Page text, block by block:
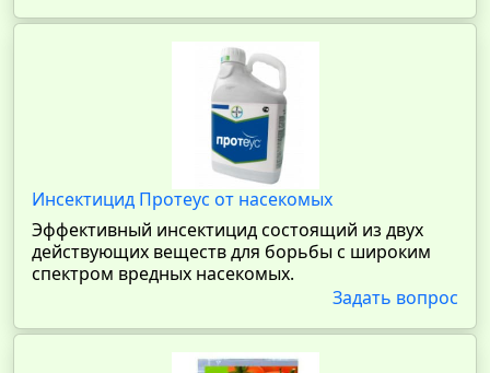
Инсектицид Протеус от насекомых
Эффективный инсектицид состоящий из двух
действующих веществ для борьбы с широким
спектром вредных насекомых.
Задать вопрос